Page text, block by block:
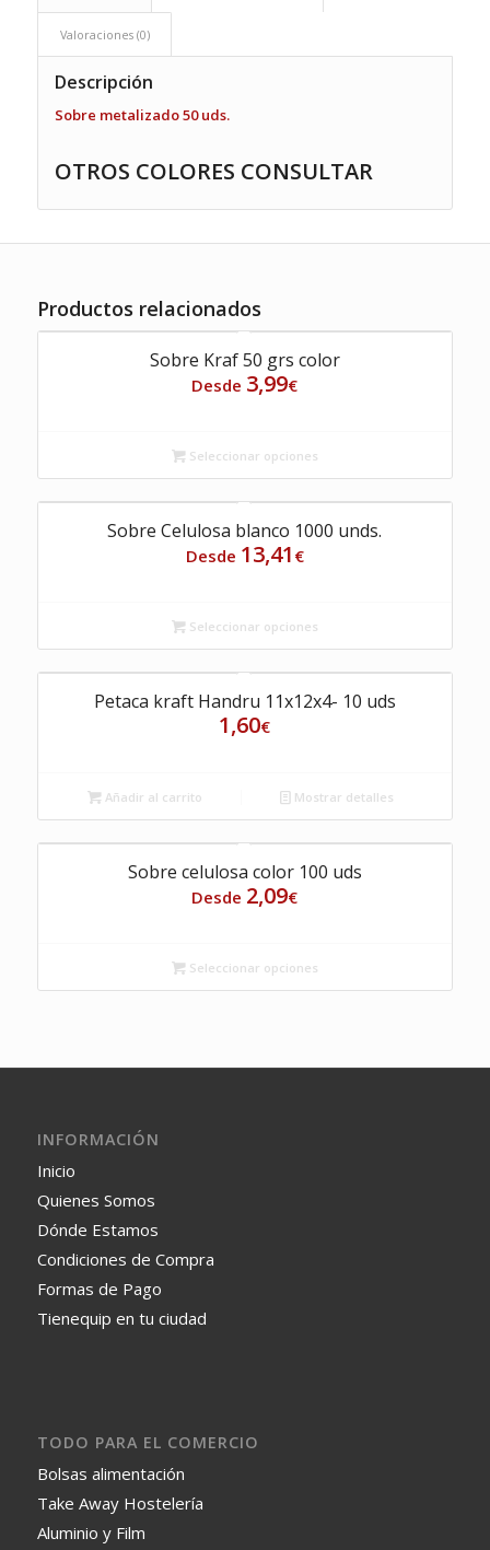
Valoraciones (0)
Descripción
Sobre metalizado 50 uds.
OTROS COLORES CONSULTAR
Productos relacionados
Sobre Kraf 50 grs color
Desde 3,99€
Seleccionar opciones
Sobre Celulosa blanco 1000 unds.
Desde 13,41 €
Seleccionar opciones
Petaca kraft Handru 11x12x4- 10 uds
1,60€
Añadir al carrito Mostrar detalles
Sobre celulosa color 100 uds
Desde 2,09€
Seleccionar opciones
INFORMACIÓN
Inicio
Quienes Somos
Dónde Estamos
Condiciones de Compra
Formas de Pago
Tienequip en tu ciudad
TODO PARA EL COMERCIO
Bolsas alimentación
Take Away Hostelería
Aluminio y Film